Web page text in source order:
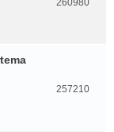
260980
257210